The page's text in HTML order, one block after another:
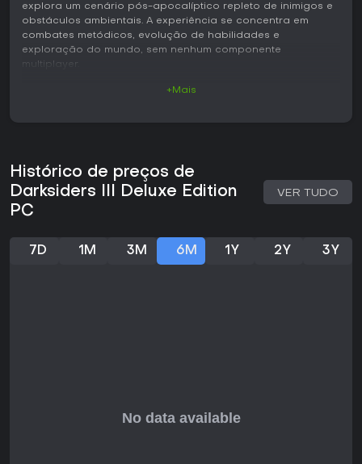
explora um cenário pós-apocalíptico repleto de inimigos e
obstáculos ambientais. A experiência se concentra em
combates metódicos, evolução de habilidades e
exploração do mundo, sem nenhum componente
multiplayer.
esquivas, contra-ataques e o gerenciamento de dois tipos
de dano: físico, vindo dos golpes comuns, e arcano,
gerado pelas habilidades especiais. Durante as lutas, é
possível ativar a forma Havoc para obter um aumento
O avanço do personagem acontece por meio dos Hollows,
visitadas com novos caminhos e recursos. Movimentação
+Mais
Histórico de preços de
Darksiders III Deluxe Edition
PC
VER TUDO
7D 1M 3M 6M 1Y 2Y 3Y